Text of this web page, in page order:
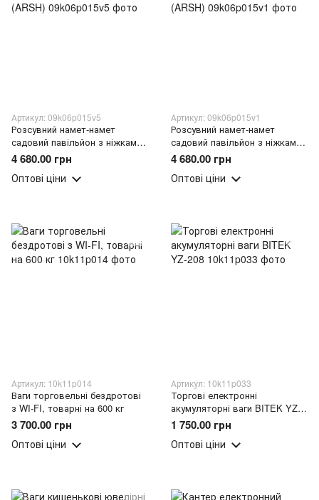
Артикул: 09k06p015v5
Розсувний намет-намет
садовий павільйон з ніжками
3x4.5 м Білий (ARSH)
4 680.00 грн
Оптові ціни
Артикул: 09k06p015v1
Розсувний намет-намет
садовий павільйон з ніжками
3x4.5 м Червоний (ARSH)
4 680.00 грн
Оптові ціни
Артикул: 10k11p014
Ваги торговельні бездротові
з WI-FI, товарні на 600 кг
3 700.00 грн
Оптові ціни
Артикул: 10k11p033
Торгові електронні
акумуляторні ваги BITEK YZ-
208
1 750.00 грн
Оптові ціни